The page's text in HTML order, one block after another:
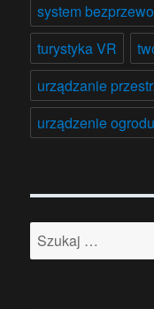
system
turystyka VR
urządzanie
urządzenie ogrodu
Szukaj: